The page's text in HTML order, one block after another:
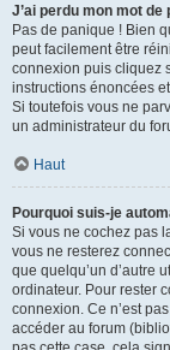
J’ai perdu mon mot de
Pas de panique ! Bien
peut facilement être
connexion puis cliquez
instructions énoncées
Si toutefois vous ne
un administrateur du
Haut
Pourquoi suis-je
Si vous ne cochez pas
vous ne resterez
que quelqu’un d’autre
ordinateur. Pour rester
connexion. Ce n’est
accéder au forum